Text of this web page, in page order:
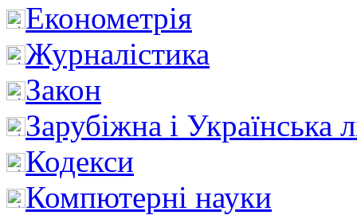
Економетрія
Журналістика
Закон
Зарубіжна і Українська
Кодекси
Компютерні науки